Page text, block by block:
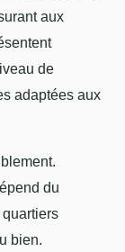
aux
de
adaptées aux
du
bien.